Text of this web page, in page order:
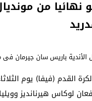
نهائيا من
لوكاس هيرنانديز